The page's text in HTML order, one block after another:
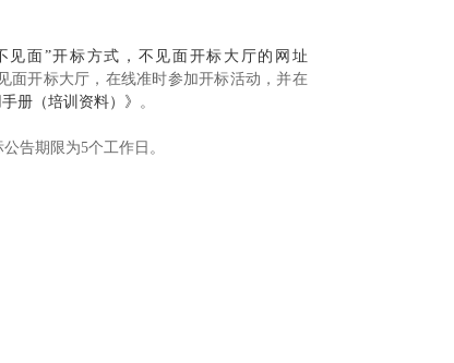
面”开标方式，不见面开标大厅的网址
面开标大厅，在线准时参加开标活动，并在
册（培训资料）》 。
告期限为5个工作日。